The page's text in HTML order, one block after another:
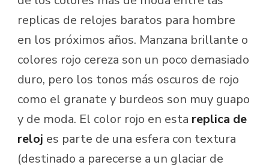
replicas de relojes baratos para hombre
en los próximos años. Manzana brillante o
colores rojo cereza son un poco demasiado
duro, pero los tonos más oscuros de rojo
como el granate y burdeos son muy guapo
y de moda. El color rojo en esta replica de
reloj es parte de una esfera con textura
(destinado a parecerse a un glaciar de